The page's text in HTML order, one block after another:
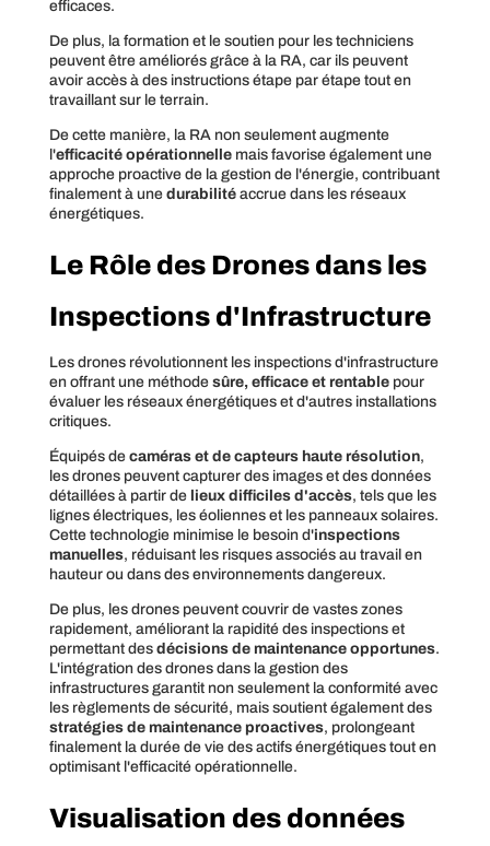
efficaces.
De plus, la formation et le soutien pour les techniciens
peuvent être améliorés grâce à la RA, car ils peuvent
avoir accès à des instructions étape par étape tout en
travaillant sur le terrain.
De cette manière, la RA non seulement augmente
l'efficacité opérationnellemais favorise également une
approche proactive de la gestion de l'énergie, contribuant
finalement à une durabilitéaccrue dans les réseaux
énergétiques.
Le Rôle des Drones dans les
Inspections d'Infrastructure
Les drones révolutionnent les inspections d'infrastructure
en offrant une méthode sûre, efficace et rentablepour
évaluer les réseaux énergétiques et d'autres installations
critiques.
Équipés de caméras et de capteurs haute résolution,
les drones peuvent capturer des images et des données
détaillées à partir de lieux difficiles d'accès, tels que les
lignes électriques, les éoliennes et les panneaux solaires.
Cette technologie minimise le besoin d'inspections
manuelles, réduisant les risques associés au travail en
hauteur ou dans des environnements dangereux.
De plus, les drones peuvent couvrir de vastes zones
rapidement, améliorant la rapidité des inspections et
permettant des décisions de maintenance opportunes.
L'intégration des drones dans la gestion des
infrastructures garantit non seulement la conformité avec
les règlements de sécurité, mais soutient également des
stratégies de maintenance proactives, prolongeant
finalement la durée de vie des actifs énergétiques tout en
optimisant l'efficacité opérationnelle.
Visualisation des données